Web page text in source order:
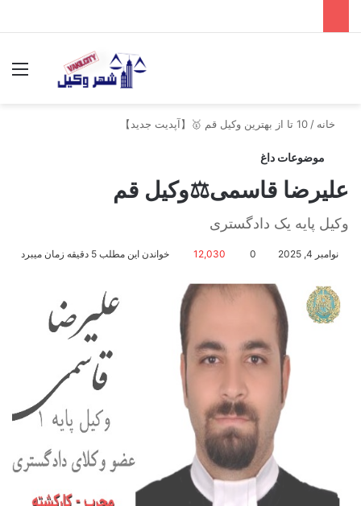
خانه / 10 تا از بهترین وکیل قم 🥇【آپدیت جدید】
موضوعات داغ
علیرضا قاسمی⚖️وکیل قم
وکیل پایه یک دادگستری
نوامبر 4, 2025 0
12,030 خواندن این مطلب 5 دقیقه زمان میبرد